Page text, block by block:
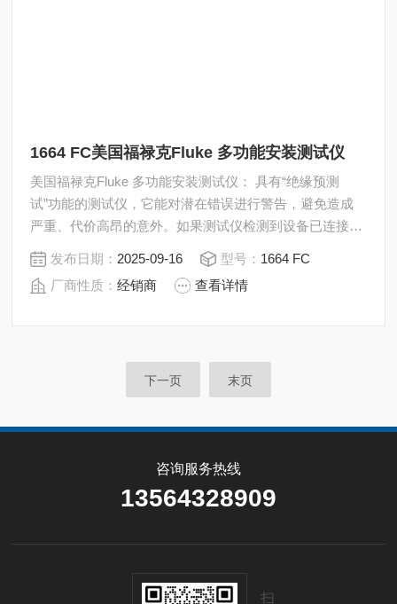
1664 FC美国福禄克Fluke 多功能安装测试仪
美国福禄克Fluke 多功能安装测试仪： 具有“绝缘预测
试”功能的测试仪，它能对潜在错误进行警告，避免造成
严重、代价高昂的意外。如果测试仪检测到设备已连接至
被测系统，会立即停止绝缘测试并提供视觉警告。这有助
于避免意外损坏外部设备，让用户安心满意。
发布日期： 2025-09-16 型号： 1664 FC
厂商性质：经销商 查看详情
下一页 末页
咨询服务热线
13564328909
扫